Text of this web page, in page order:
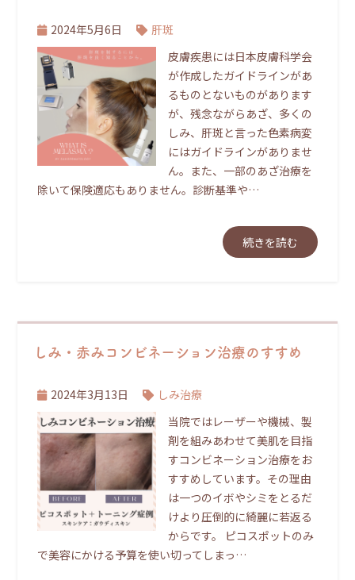
2024年5月6日
肝斑
皮膚疾患には日本皮膚科学会
が作成したガイドラインがあ
るものとないものがあります
が、残念ながらあざ、多くの
しみ、肝斑と言った色素病変
にはガイドラインがありませ
ん。また、一部のあざ治療を
除いて保険適応もありません。診断基準や…
続きを読む
しみ・赤みコンビネーション治療のすすめ
2024年3月13日
しみ治療
当院ではレーザーや機械、製
剤を組みあわせて美肌を目指
すコンビネーション治療をお
すすめしています。その理由
は一つのイボやシミをとるだ
けより圧倒的に綺麗に若返る
からです。 ピコスポットのみ
で美容にかける予算を使い切ってしまっ…